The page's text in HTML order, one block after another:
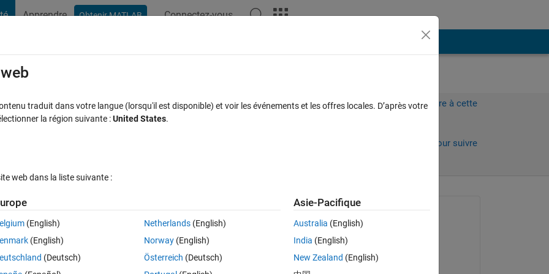
Apprendre Obtenir MATLAB Connectez-vous
for copulacdf('t', U, rho, nu)
Connectez-vous pour répondre à cette
Connectez-vous pour suivre
Ouvrir dans MATLAB Online
gof test, but got this error:
Stefan M
le 15 Déc 2017
traduit dans votre langue (lorsqu'il est disponible) et voir les événements et les offres locales. D’après votre
la région suivante :United States.
web dans la liste suivante :
(English)
(English)
(Deutsch)
Netherlands(English)
Norway(English)
Österreich (Deutsch)
Asie-Pacifique
Australia (English)
India (English)
New Zealand (English)